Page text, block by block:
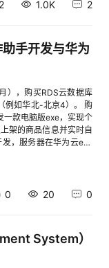
为例： 注意：记录API
安装python，并将其添
框中，输入以下提示
生成一个通过web页
，AI部分使用ModelArts
参
；界面UI要设计的美
：替换成步
”中获取的API地址。
为云MaaS平台大模型
。点击发送按钮后，华
：当涉及文件变更时，
的代码，要求用户可以
缀由用户给出，编号由
手帮助我们生成了完整
构建 MCP 天气查
本地MCP Server +
股市分析助手
发者空间的AI Agent
例共创】基于仓颉 +
力cid:link_10【案例共
坚果派开发者
开源RAG UI和华为
案例共创】Mass满血
Agent小草飞上天
台ModelArts Studio和
【案例共创】在开
智能对话界面胡琦
业打造企业级私有化智
代码智能开发一个批量
【案例共创】基于华
CodeArts Doer快速二
2 1.0K 2
手开发与华为
），购买RDS云数据库
例如华北-北京4）。 购
一款电脑版exe，实现个
架的商品信息并实时自
，服务器在华为云ecs
架构图：
端 (EXE) ││
│ HTTPS
0 20 0
System）